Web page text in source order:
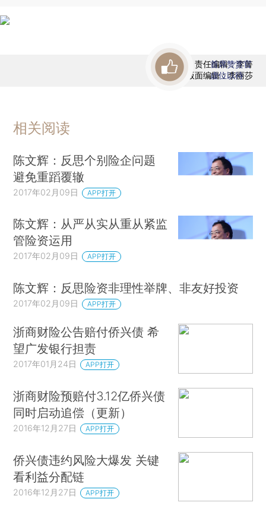
责任编辑：李箐
版面编辑：李丽莎
首席赞赏官
虚位以待
相关阅读
陈文辉：反思个别险企问题
避免重蹈覆辙
2017年02月09日 APP打开
陈文辉：从严从实从重从紧监
管险资运用
2017年02月09日 APP打开
陈文辉：反思险资非理性举牌、非友好投资
2017年02月09日 APP打开
浙商财险公告赔付侨兴债 希
望广发银行担责
2017年01月24日 APP打开
浙商财险预赔付3.12亿侨兴债
同时启动追偿（更新）
2016年12月27日 APP打开
侨兴债违约风险大爆发 关键
看利益分配链
2016年12月27日 APP打开